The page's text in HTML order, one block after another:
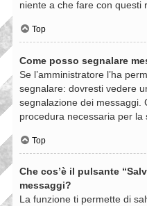
niente a che fare con questi
Top
Come posso segnalare
Se l’amministratore l’ha
segnalare: dovresti vedere
segnalazione dei messaggi.
procedura necessaria per la
Top
Che cos’è il pulsante
messaggi?
La funzione ti permette di